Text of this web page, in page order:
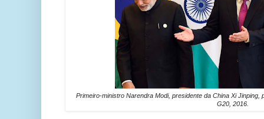
Primeiro-ministro Narendra Modi, presidente da China Xi Jinping,
G20, 2016.